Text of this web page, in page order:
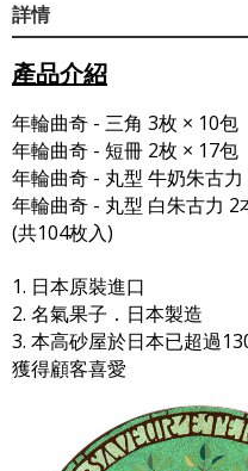
詳情
產品介紹
年輪曲奇 - 三角 3枚 × 10包
年輪曲奇 - 短冊 2枚 × 17包
年輪曲奇 - 丸型 牛奶朱古
年輪曲奇 - 丸型 白朱古力 2
(共104枚入)
1. 日本原裝進口
2. 名氣果子．日本製造
3. 本高砂屋於日本已超過
獲得顧客喜愛